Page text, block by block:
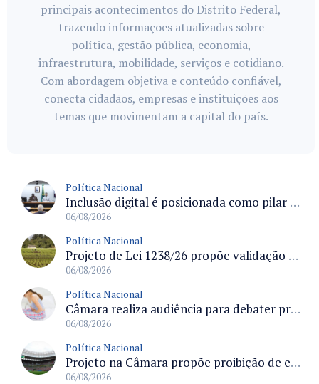
principais acontecimentos do Distrito Federal,
trazendo informações atualizadas sobre
política, gestão pública, economia,
infraestrutura, mobilidade, serviços e cotidiano.
Com abordagem objetiva e conteúdo confiável,
conecta cidadãos, empresas e instituições aos
temas que movimentam a capital do país.
Política Nacional
Inclusão digital é posicionada como pilar essencial da reurbanização de favelas e periferias
06/08/2026
Política Nacional
Projeto de Lei 1238/26 propõe validação automática do Cadastro Ambiental Rural para imóveis de até quatro módulos fiscais
06/08/2026
Política Nacional
Câmara realiza audiência para debater prevenção, diagnóstico e tratamento da endometriose na terça-feira às 16 horas
06/08/2026
Política Nacional
Projeto na Câmara propõe proibição de entrada em estádios para condenados por violência e devedores de pensão alimentícia
06/08/2026